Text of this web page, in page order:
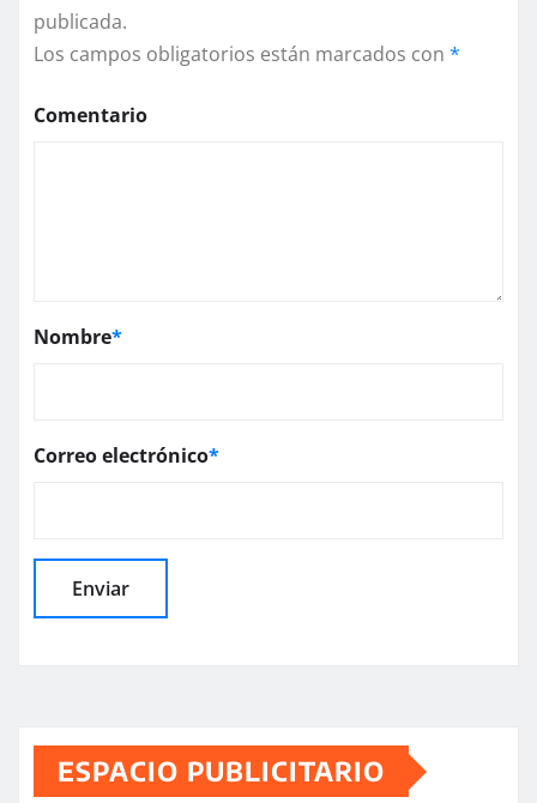
publicada.
Los campos obligatorios están marcados con *
Comentario
Nombre*
Correo electrónico*
ESPACIO PUBLICITARIO